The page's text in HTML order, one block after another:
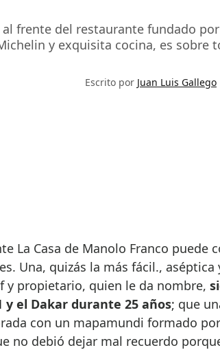
frente del restaurante fundado
y exquisita cocina, es sobre
Escrito por Juan Luis Gallego
Una, quizás la más fácil., aséptica
y propietario, quien le da nombre,
el Dakar durante 25 años; que
con un mapamundi formado
no debió dejar mal recuerdo